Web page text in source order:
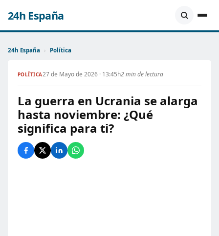
24h España
24h España › Política
POLÍTICA27 de Mayo de 2026 · 13:45h2 min de lectura
La guerra en Ucrania se alarga
hasta noviembre: ¿Qué
significa para ti?